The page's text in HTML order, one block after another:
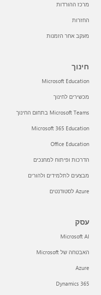
מרכז ההורדות
החזרות
מעקב אחר הזמנות
חינוך
Microsoft Education
מכשירים לחינוך
Microsoft Teams בתחום החינוך
Microsoft 365 Education
Office Education
הדרכות ופיתוח למחנכים
מבצעים לתלמידים ולהורים
Azure לסטודנטים
עסק
Microsoft AI
האבטחה של Microsoft
Azure
Dynamics 365